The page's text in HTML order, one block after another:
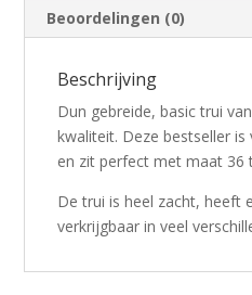
Beoordelingen (0)
Beschrijving
Dun gebreide, basic trui
kwaliteit. Deze bestseller
en zit perfect met maat 36
De trui is heel zacht, heeft
verkrijgbaar in veel